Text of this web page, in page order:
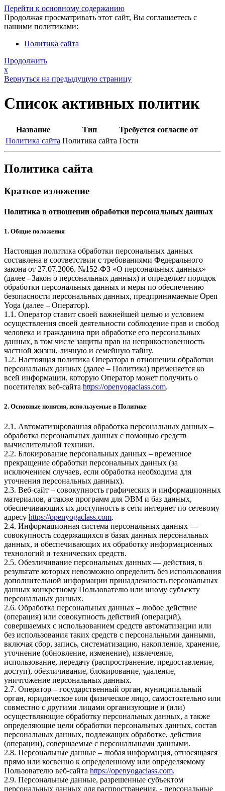
Перейти к основному содержанию
Продолжая просматривать этот сайт, Вы соглашаетесь с
нашими политиками:
Политика сайта
Продолжить
x
Вернуться на предыдущую страницу
Список активных политик
Название Тип
Требуется согласие от
Политика сайта Политика сайта Гости
Политика сайта
Краткое изложение
Политика в отношении обработки персональных данных
1. Общие положения
Настоящая политика обработки персональных данных
составлена в соответствии с требованиями Федерального
закона от 27.07.2006. №152-ФЗ «О персональных данных»
(далее - Закон о персональных данных) и определяет порядок
обработки персональных данных и меры по обеспечению
безопасности персональных данных, предпринимаемые Open
Yoga (далее – Оператор).
1.1. Оператор ставит своей важнейшей целью и условием
осуществления своей деятельности соблюдение прав и свобод
человека и гражданина при обработке его персональных
данных, в том числе защиты прав на неприкосновенность
частной жизни, личную и семейную тайну.
1.2. Настоящая политика Оператора в отношении обработки
персональных данных (далее – Политика) применяется ко
всей информации, которую Оператор может получить о
посетителях веб-сайта https://openyogaclass.com.
2. Основные понятия, используемые в Политике
2.1. Автоматизированная обработка персональных данных –
обработка персональных данных с помощью средств
вычислительной техники.
2.2. Блокирование персональных данных – временное
прекращение обработки персональных данных (за
исключением случаев, если обработка необходима для
уточнения персональных данных).
2.3. Веб-сайт – совокупность графических и информационных
материалов, а также программ для ЭВМ и баз данных,
обеспечивающих их доступность в сети интернет по сетевому
адресу https://openyogaclass.com.
2.4. Информационная система персональных данных —
совокупность содержащихся в базах данных персональных
данных, и обеспечивающих их обработку информационных
технологий и технических средств.
2.5. Обезличивание персональных данных — действия, в
результате которых невозможно определить без использования
дополнительной информации принадлежность персональных
данных конкретному Пользователю или иному субъекту
персональных данных.
2.6. Обработка персональных данных – любое действие
(операция) или совокупность действий (операций),
совершаемых с использованием средств автоматизации или
без использования таких средств с персональными данными,
включая сбор, запись, систематизацию, накопление, хранение,
уточнение (обновление, изменение), извлечение,
использование, передачу (распространение, предоставление,
доступ), обезличивание, блокирование, удаление,
уничтожение персональных данных.
2.7. Оператор – государственный орган, муниципальный
орган, юридическое или физическое лицо, самостоятельно или
совместно с другими лицами организующие и (или)
осуществляющие обработку персональных данных, а также
определяющие цели обработки персональных данных, состав
персональных данных, подлежащих обработке, действия
(операции), совершаемые с персональными данными.
2.8. Персональные данные – любая информация, относящаяся
прямо или косвенно к определенному или определяемому
Пользователю веб-сайта https://openyogaclass.com.
2.9. Персональные данные, разрешенные субъектом
персональных данных для распространения, - персональные